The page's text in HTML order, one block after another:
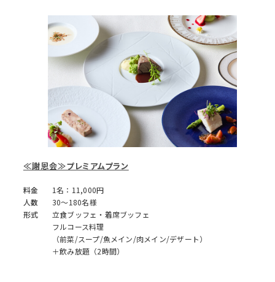
≪謝恩会≫プレミアムプラン
料金
1名：11,000円
人数
30～180名様
形式
立食ブッフェ・着席ブッフェ
フルコース料理
（前菜/スープ/魚メイン/肉メイン/デザート）
＋飲み放題（2時間）